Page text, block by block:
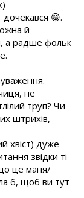
😁.
й
а радше фольк
не
труп? Чи
штрихів,
хвіст) дуже
звідки ті
це магія/
б, щоб ви тут